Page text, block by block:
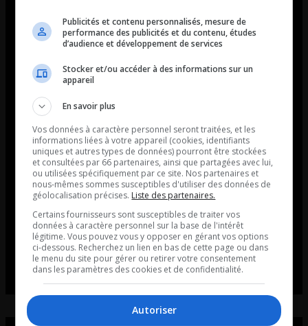
Publicités et contenu personnalisés, mesure de
performance des publicités et du contenu, études
d’audience et développement de services
Stocker et/ou accéder à des informations sur un
appareil
En savoir plus
Vos données à caractère personnel seront traitées, et les
informations liées à votre appareil (cookies, identifiants
uniques et autres types de données) pourront être stockées
et consultées par 66 partenaires, ainsi que partagées avec lui,
ou utilisées spécifiquement par ce site. Nos partenaires et
nous-mêmes sommes susceptibles d'utiliser des données de
géolocalisation précises. Liste des partenaires.
Certains fournisseurs sont susceptibles de traiter vos
données à caractère personnel sur la base de l'intérêt
légitime. Vous pouvez vous y opposer en gérant vos options
ci-dessous. Recherchez un lien en bas de cette page ou dans
le menu du site pour gérer ou retirer votre consentement
dans les paramètres des cookies et de confidentialité.
Autoriser